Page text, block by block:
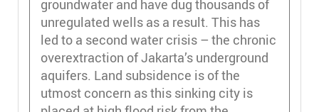
groundwater and have dug thousands of
unregulated wells as a result. This has
led to a second water crisis – the chronic
overextraction of Jakarta’s underground
aquifers. Land subsidence is of the
utmost concern as this sinking city is